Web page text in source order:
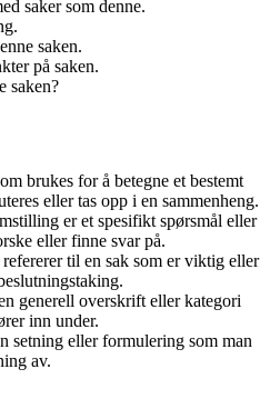
saker som denne.
saken.
på saken.
saken?
brukes for å betegne et bestemt
eller tas opp i en sammenheng.
er et spesifikt spørsmål eller
eller finne svar på.
til en sak som er viktig eller
generell overskrift eller kategori
inn under.
setning eller formulering som man
av.